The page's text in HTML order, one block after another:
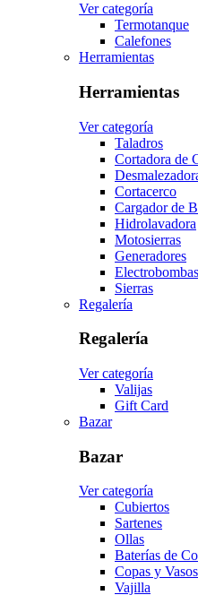
Ver categoría
Termotanque
Calefones
Herramientas
Herramientas
Ver categoría
Taladros
Cortadora de
Cortacerco
Cargador de
Hidrolavadora
Motosierras
Generadores
Electrobombas
Sierras
Regalería
Regalería
Ver categoría
Valijas
Gift Card
Bazar
Bazar
Ver categoría
Cubiertos
Sartenes
Ollas
Baterías de
Copas y Vasos
Vajilla